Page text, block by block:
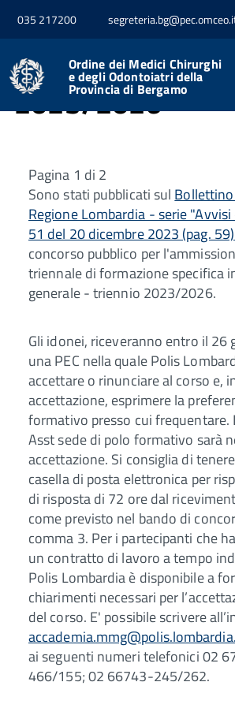
035 217200
Ordine dei Medici Chirurghi
e degli Odontoiatri della
Provincia di Bergamo
CORSO
MMG - TRIENNIO
2023/2026
Pagina 1 di 2
Sono stati pubblicati sul
Regione Lombardia - serie
51 del 20 dicembre 2023 (pag. 59)
concorso pubblico per
triennale di formazione specifica
generale - triennio 2023/2026.
Gli idonei, riceveranno entro il 26
una PEC nella quale Polis
accettare o rinunciare al corso e,
accettazione, esprimere la
formativo presso cui frequentare.
Asst sede di polo formativo sarà
accettazione. Si consiglia di
casella di posta elettronica per
di risposta di 72 ore dal
come previsto nel bando di
comma 3. Per i partecipanti che
un contratto di lavoro a tempo
Polis Lombardia è disponibile a
chiarimenti necessari per
del corso. E' possibile scrivere
ai seguenti numeri telefonici 02
466/155; 02 66743-245/262.